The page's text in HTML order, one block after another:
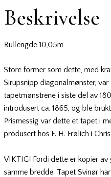
Beskrivelse
Rullengde 10,05m
Store former som dette, med
Sirupsnipp diagonalmønster,
tapetmønstrene i siste del av
introdusert ca. 1865, og ble
Prismessig var dette et tapet i
produsert hos F. H. Frølich i
VIKTIG! Fordi dette er kopier
samme bredde. Tapet Svinør